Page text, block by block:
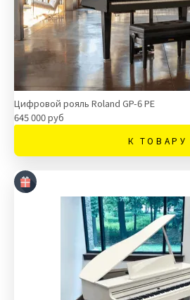
Цифровой рояль Roland GP-6 PE
645 000 руб
К ТОВАРУ